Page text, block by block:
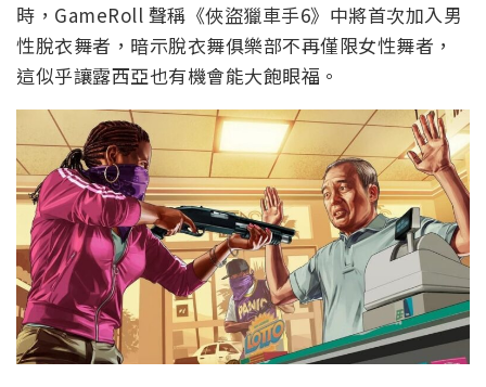
時，GameRoll 聲稱《俠盜獵車手6》中將首次加入男
性脫衣舞者，暗示脫衣舞俱樂部不再僅限女性舞者，
這似乎讓露西亞也有機會能大飽眼福。